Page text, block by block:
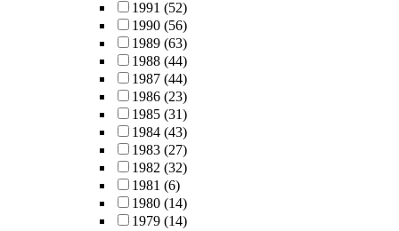
1991 (52)
1990 (56)
1989 (63)
1988 (44)
1987 (44)
1986 (23)
1985 (31)
1984 (43)
1983 (27)
1982 (32)
1981 (6)
1980 (14)
1979 (14)